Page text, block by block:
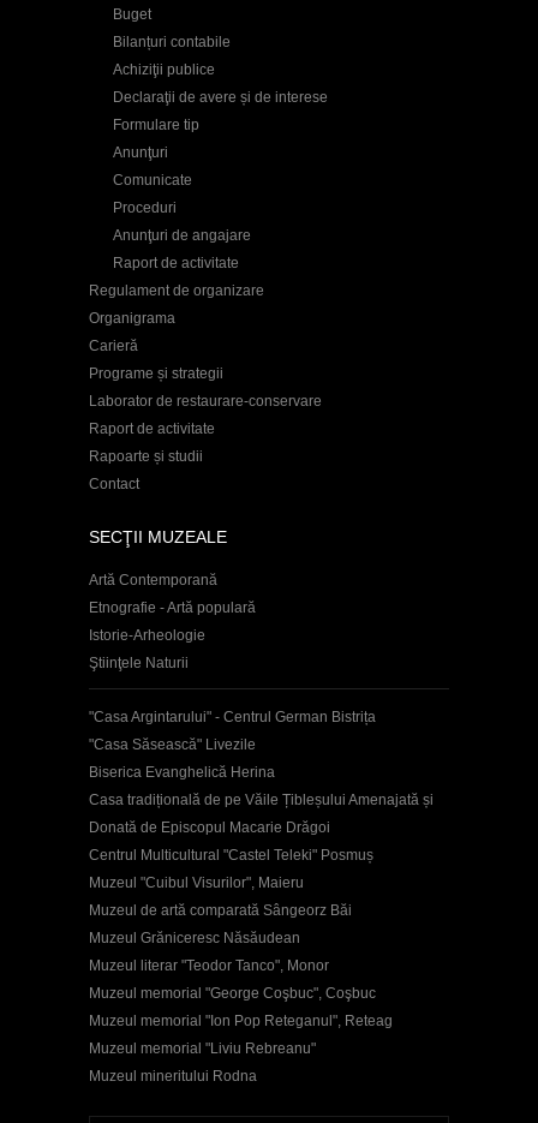
Buget
Bilanțuri contabile
Achiziţii publice
Declaraţii de avere și de interese
Formulare tip
Anunţuri
Comunicate
Proceduri
Anunţuri de angajare
Raport de activitate
Regulament de organizare
Organigrama
Carieră
Programe și strategii
Laborator de restaurare-conservare
Raport de activitate
Rapoarte și studii
Contact
SECŢII MUZEALE
Artă Contemporană
Etnografie - Artă populară
Istorie-Arheologie
Ştiinţele Naturii
"Casa Argintarului" - Centrul German Bistrița
"Casa Săsească" Livezile
Biserica Evanghelică Herina
Casa tradițională de pe Văile Țibleșului Amenajată și
Donată de Episcopul Macarie Drăgoi
Centrul Multicultural "Castel Teleki" Posmuș
Muzeul "Cuibul Visurilor", Maieru
Muzeul de artă comparată Sângeorz Băi
Muzeul Grăniceresc Năsăudean
Muzeul literar "Teodor Tanco", Monor
Muzeul memorial "George Coşbuc", Coşbuc
Muzeul memorial "Ion Pop Reteganul", Reteag
Muzeul memorial "Liviu Rebreanu"
Muzeul mineritului Rodna